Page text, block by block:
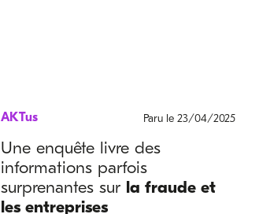
AKTus Paru le 23/04/2025
Une enquête livre des
informations parfois
surprenantes sur la fraude et
les entreprises